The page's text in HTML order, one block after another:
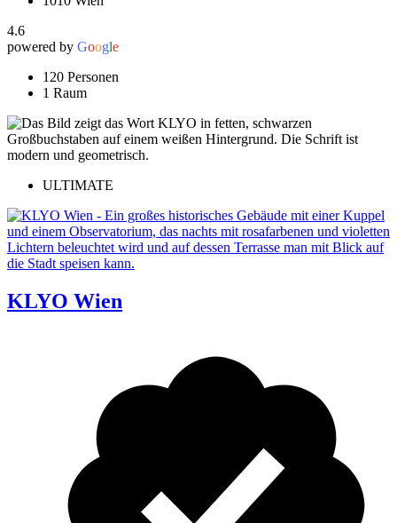
4.6
powered by Google
120 Personen
1 Raum
ULTIMATE
KLYO Wien